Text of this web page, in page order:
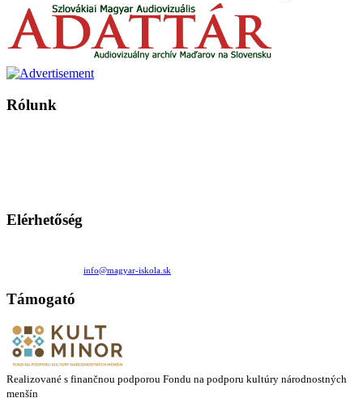
Rólunk
Elérhetőség
info@magyar-iskola.sk
Támogató
Realizované s finančnou podporou Fondu na podporu kultúry národnostných
menšín